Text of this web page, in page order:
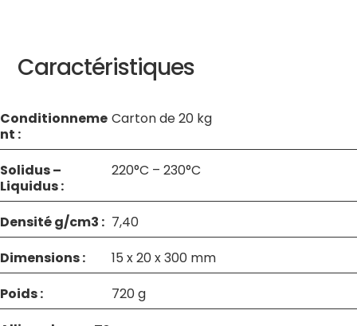
Caractéristiques
Conditionneme
nt :
Carton de 20 kg
Solidus –
Liquidus :
220°C – 230°C
Densité g/cm3 : 7,40
Dimensions :
15 x 20 x 300 mm
Poids :
720 g